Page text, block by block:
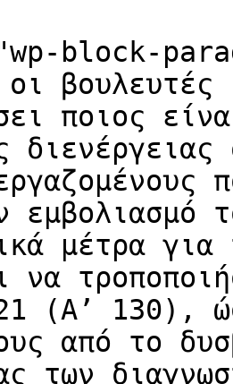
block-
βουλευτές
ποιος
εμβολιασμό
μέτρα
να
(Α’ 130),
από το
των